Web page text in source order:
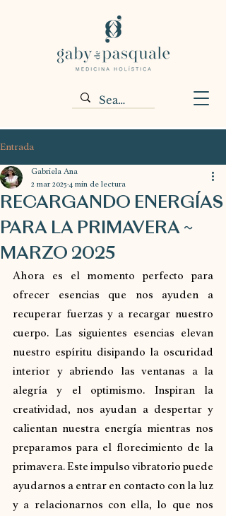
Entrada
RECARGANDO ENERGÍAS
PARA LA PRIMAVERA ~
MARZO 2025
Gabriela Ana
2 mar 2025 4 min de lectura
Ahora es el momento perfecto para
ofrecer esencias que nos ayuden a
recuperar fuerzas y a recargar nuestro
cuerpo. Las siguientes esencias elevan
nuestro espíritu disipando la oscuridad
interior y abriendo las ventanas a la
alegría y el optimismo. Inspiran la
creatividad, nos ayudan a despertar y
calientan nuestra energía mientras nos
preparamos para el florecimiento de la
primavera. Este impulso vibratorio puede
ayudarnos a entrar en contacto con la luz
y a relacionarnos con ella, lo que nos